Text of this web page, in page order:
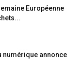
Européenne
numérique annonce